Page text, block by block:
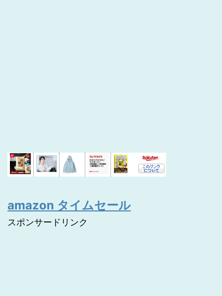
amazon タイムセール
スポンサードリンク